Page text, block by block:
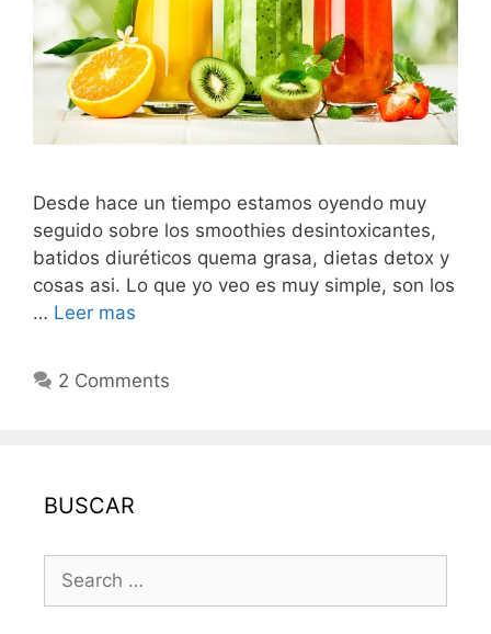
Desde hace un tiempo estamos oyendo muy
seguido sobre los smoothies desintoxicantes,
batidos diuréticos quema grasa, dietas detox y
cosas asi. Lo que yo veo es muy simple, son los
… Leer mas
2 Comments
BUSCAR
Search
for: